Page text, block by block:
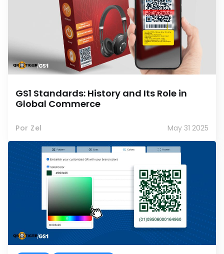
GS1 Standards: History and Its Role in
Global Commerce
Por Zel May 31 2025